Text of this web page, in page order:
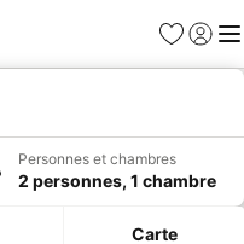
Favoris
Se
Personnes et chambres
2 personnes, 1 chambre
Carte